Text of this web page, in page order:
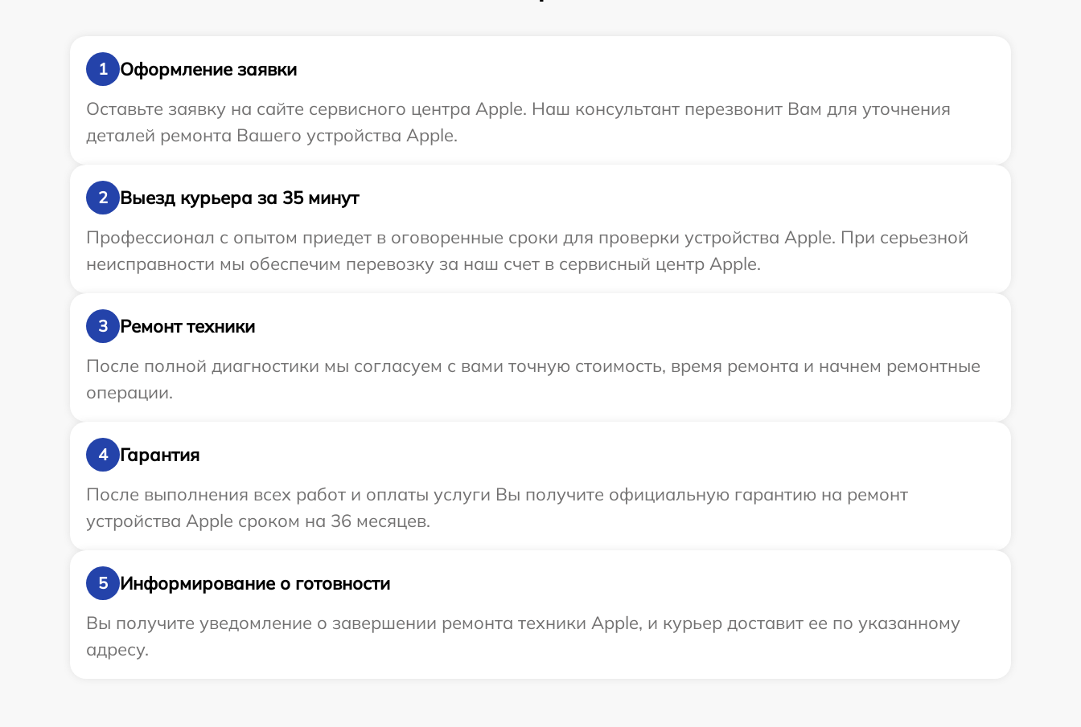
1
Оформление заявки
Оставьте заявку на сайте сервисного центра Apple. Наш консультант перезвонит Вам для уточнения
деталей ремонта Вашего устройства Apple.
2
Выезд курьера за 35 минут
Профессионал с опытом приедет в оговоренные сроки для проверки устройства Apple. При серьезной
неисправности мы обеспечим перевозку за наш счет в сервисный центр Apple.
3
Ремонт техники
После полной диагностики мы согласуем с вами точную стоимость, время ремонта и начнем ремонтные
операции.
4
Гарантия
После выполнения всех работ и оплаты услуги Вы получите официальную гарантию на ремонт
устройства Apple сроком на 36 месяцев.
5
Информирование о готовности
Вы получите уведомление о завершении ремонта техники Apple, и курьер доставит ее по указанному
адресу.